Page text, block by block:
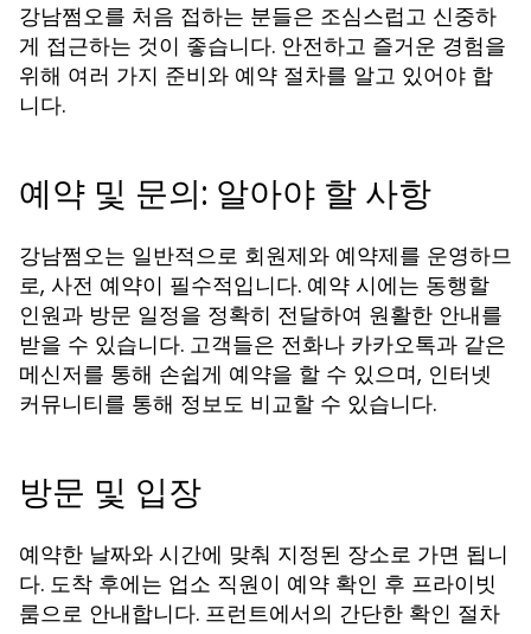
강남쩜오를 처음 접하는 분들은 조심스럽고 신중하
게 접근하는 것이 좋습니다. 안전하고 즐거운 경험을
위해 여러 가지 준비와 예약 절차를 알고 있어야 합
니다.
예약 및 문의: 알아야 할 사항
강남쩜오는 일반적으로 회원제와 예약제를 운영하므
로, 사전 예약이 필수적입니다. 예약 시에는 동행할
인원과 방문 일정을 정확히 전달하여 원활한 안내를
받을 수 있습니다. 고객들은 전화나 카카오톡과 같은
메신저를 통해 손쉽게 예약을 할 수 있으며, 인터넷
커뮤니티를 통해 정보도 비교할 수 있습니다.
방문 및 입장
예약한 날짜와 시간에 맞춰 지정된 장소로 가면 됩니
다. 도착 후에는 업소 직원이 예약 확인 후 프라이빗
룸으로 안내합니다. 프런트에서의 간단한 확인 절차